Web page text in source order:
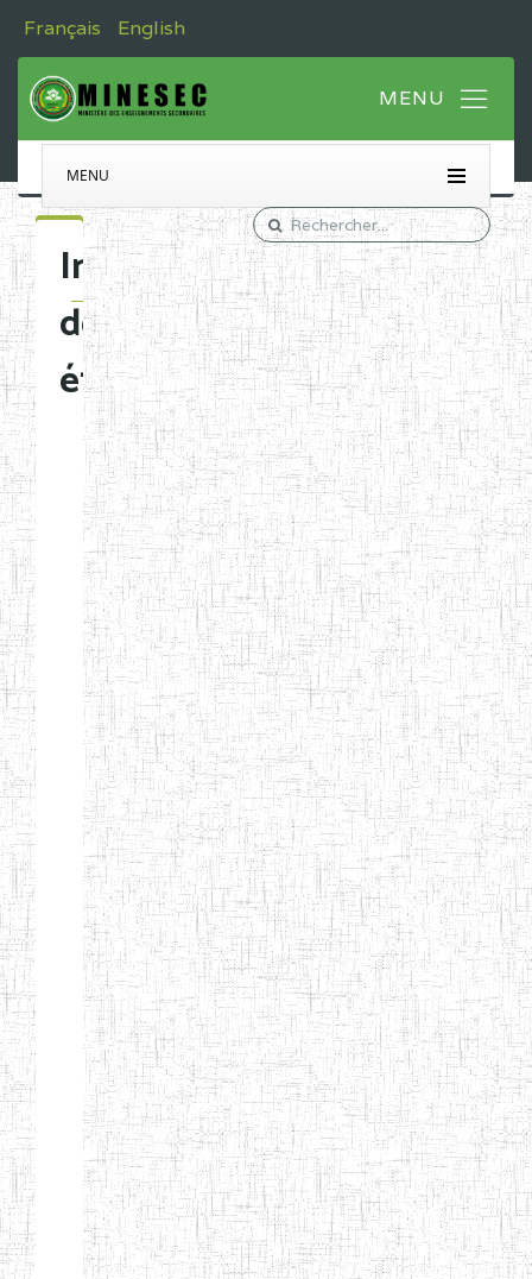
Français English
MENU
Immatriculation
des
établissements
Etablissements
d'enseignement
normal
ENI
Chercher:
Effacer les filtres
Denomination
Type
Nature
Arrondissement